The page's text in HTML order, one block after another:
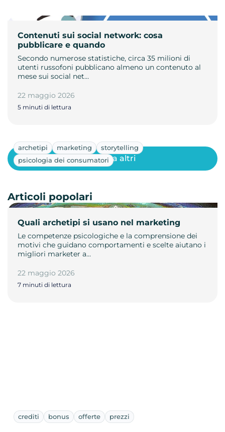
Contenuti sui social network: cosa
pubblicare e quando
Secondo numerose statistiche, circa 35 milioni di
utenti russofoni pubblicano almeno un contenuto al
mese sui social net…
22 maggio 2026
5 minuti di lettura
archetipi marketing
storytelling
psicologia dei consumatori
Quali archetipi si usano nel marketing
Le competenze psicologiche e la comprensione dei
motivi che guidano comportamenti e scelte aiutano i
migliori marketer a…
22 maggio 2026
7 minuti di lettura
Mostra altri
Articoli popolari
crediti bonus offerte prezzi